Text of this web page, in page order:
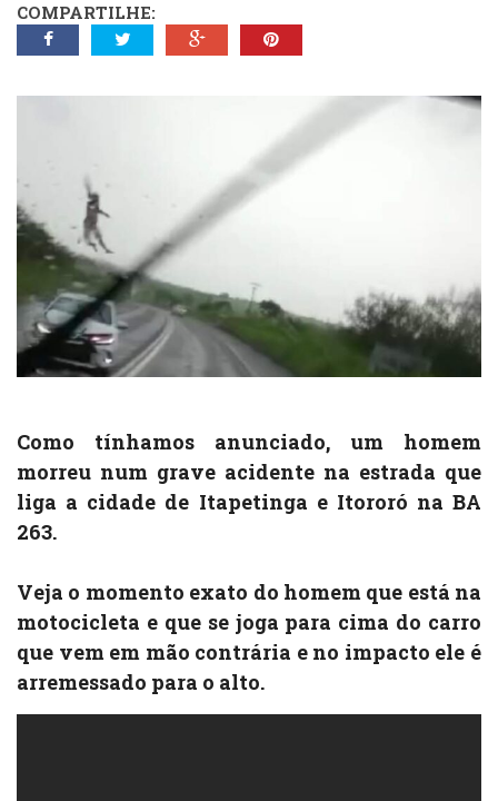
COMPARTILHE:
Como tínhamos anunciado, um homem
morreu num grave acidente na estrada que
liga a cidade de Itapetinga e Itororó na BA
263.
Veja o momento exato do homem que está na
motocicleta e que se joga para cima do carro
que vem em mão contrária e no impacto ele é
arremessado para o alto.